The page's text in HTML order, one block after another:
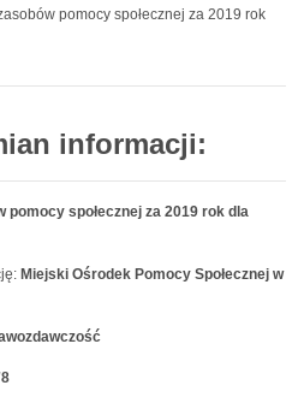
pomocy społecznej za 2019 rok
informacji:
pomocy społecznej za 2019 rok dla
Miejski Ośrodek Pomocy Społecznej w